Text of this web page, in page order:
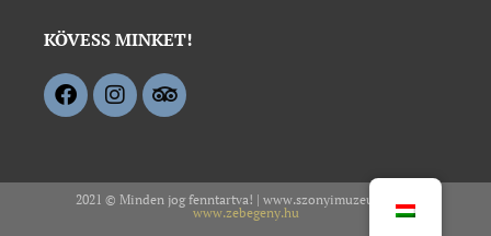
KÖVESS MINKET!
2021 © Minden jog fenntartva! | www.szonyimuzeum.hu –
www.zebegeny.hu